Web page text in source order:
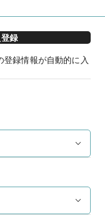
録
登録情報が自動的に入